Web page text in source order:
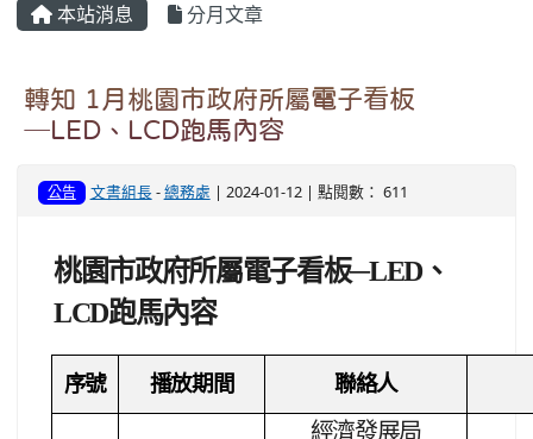
本站消息 分月文章
轉知 1月桃園市政府所屬電子看板
─LED、LCD跑馬內容
公告 文書組長-總務處 | 2024-01-12 | 點閱數： 611
桃園市政府所屬電子看板─LED、
LCD跑馬內容
序號 播放期間 聯絡人
經濟發展局